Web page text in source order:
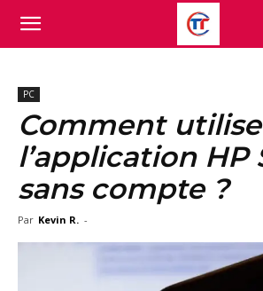
PC
Comment
l’application HP
sans compte ?
Par Kevin R. -